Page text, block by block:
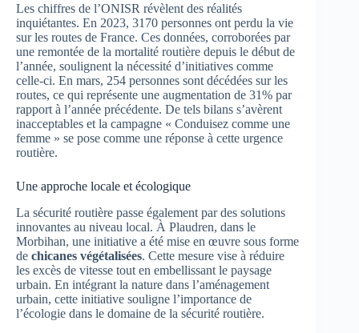
Les chiffres de l’ONISR révèlent des réalités
inquiétantes. En 2023, 3170 personnes ont perdu la vie
sur les routes de France. Ces données, corroborées par
une remontée de la mortalité routière depuis le début de
l’année, soulignent la nécessité d’initiatives comme
celle-ci. En mars, 254 personnes sont décédées sur les
routes, ce qui représente une augmentation de 31% par
rapport à l’année précédente. De tels bilans s’avèrent
inacceptables et la campagne « Conduisez comme une
femme » se pose comme une réponse à cette urgence
routière.
Une approche locale et écologique
La sécurité routière passe également par des solutions
innovantes au niveau local. À Plaudren, dans le
Morbihan, une initiative a été mise en œuvre sous forme
de chicanes végétalisées. Cette mesure vise à réduire
les excès de vitesse tout en embellissant le paysage
urbain. En intégrant la nature dans l’aménagement
urbain, cette initiative souligne l’importance de
l’écologie dans le domaine de la sécurité routière.